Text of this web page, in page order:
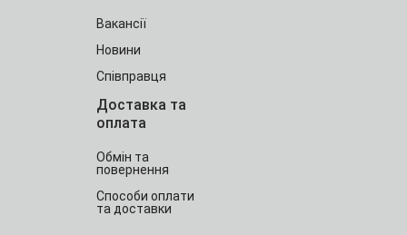
Вакансії
Новини
Співправця
Доставка та
оплата
Обмін та
повернення
Способи оплати
та доставки